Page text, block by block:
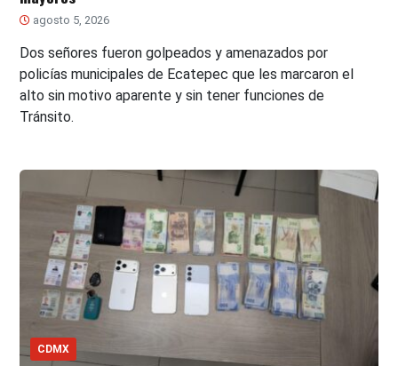
agosto 5, 2026
Dos señores fueron golpeados y amenazados por
policías municipales de Ecatepec que les marcaron el
alto sin motivo aparente y sin tener funciones de
Tránsito.
CDMX